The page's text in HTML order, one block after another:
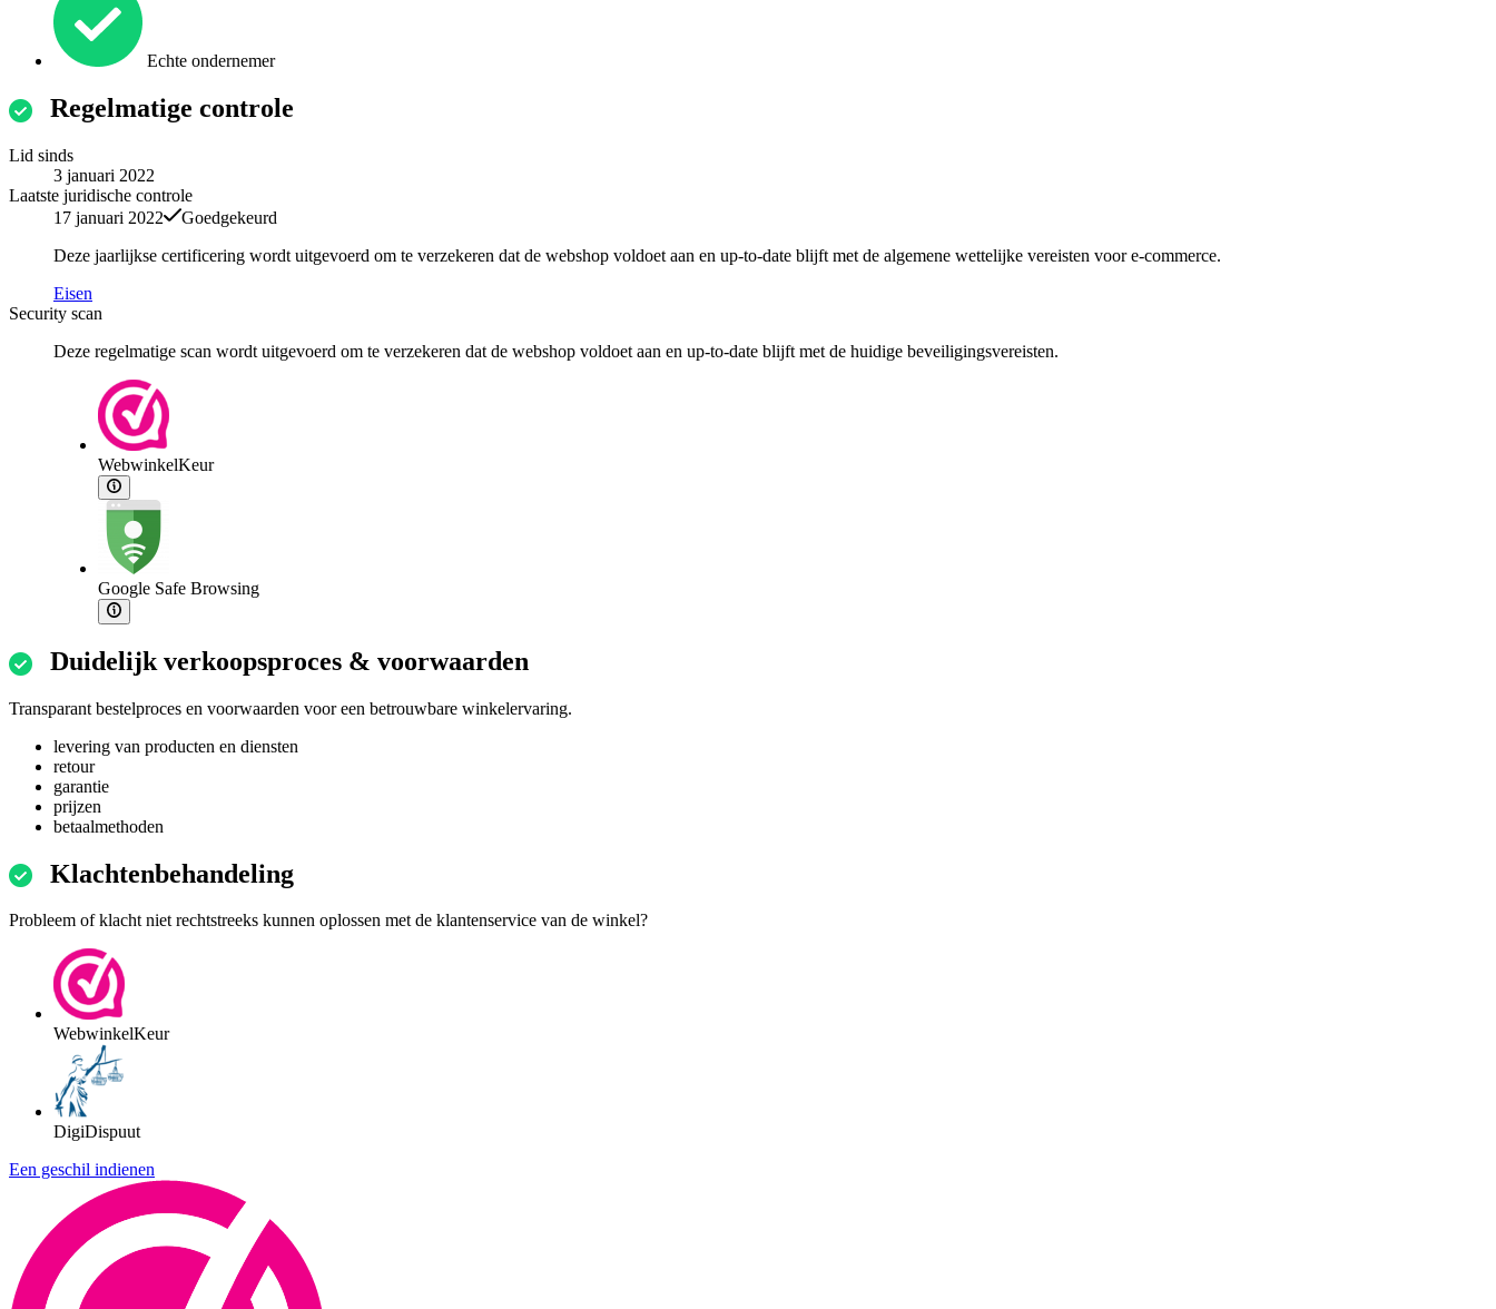
Echte ondernemer
Regelmatige controle
Lid sinds
3 januari 2022
Laatste juridische controle
17 januari 2022
Goedgekeurd
Deze jaarlijkse certificering wordt uitgevoerd om te verzekeren dat de webshop voldoet aan en up-to-date blijft met de algemene wettelijke vereisten voor e-commerce.
Eisen
Security scan
Deze regelmatige scan wordt uitgevoerd om te verzekeren dat de webshop voldoet aan en up-to-date blijft met de huidige beveiligingsvereisten.
WebwinkelKeur
Google Safe Browsing
Duidelijk verkoopsproces & voorwaarden
Transparant bestelproces en voorwaarden voor een betrouwbare winkelervaring.
levering van producten en diensten
retour
garantie
prijzen
betaalmethoden
Klachtenbehandeling
Probleem of klacht niet rechtstreeks kunnen oplossen met de klantenservice van de winkel?
WebwinkelKeur
DigiDispuut
Een geschil indienen